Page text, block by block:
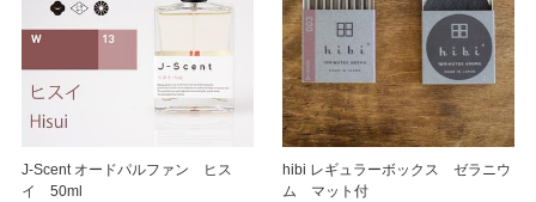
J-Scent オードパルファン ヒス
イ 50ml
hibi レギュラーボックス ゼラニウ
ム マット付